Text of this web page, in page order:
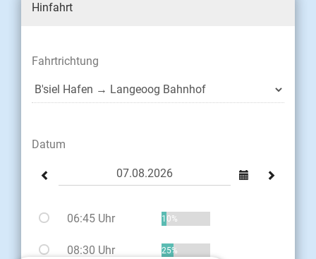
Hinfahrt
Fahrtrichtung
Datum
06:45 Uhr 10%
08:30 Uhr 25%